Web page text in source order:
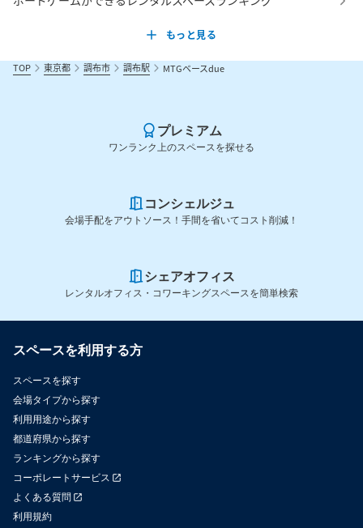
もっと見る
TOP 東京都 調布市 調布駅 MTGベースdue
プレミアム
ワンランク上のスペースを探せる
コンシェルジュ
会場手配をアウトソース！手間を省いてコスト削減！
シェアオフィス
レンタルオフィス・コワーキングスペースを簡単検索
スペースを利用する方
スペースを探す
会場タイプから探す
利用用途から探す
都道府県から探す
ランキングから探す
コーポレートサービス
よくある質問
利用規約